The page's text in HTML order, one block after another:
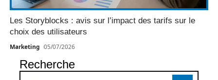
Les Storyblocks : avis sur l’impact des tarifs sur le
choix des utilisateurs
Marketing 05/07/2026
Recherche